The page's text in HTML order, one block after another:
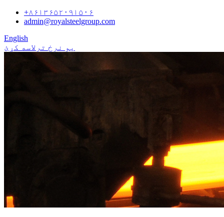
+۸۶۱۳۶۵۲۰۹۱۵۰۶
admin@royalsteelgroup.com
English
یو نرخ ترلاسه کړئ